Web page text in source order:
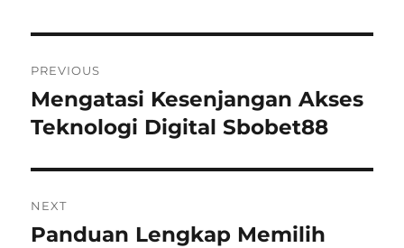
pos
PREVIOUS
Previous
post:
Mengatasi Kesenjangan Akses
Teknologi Digital Sbobet88
NEXT
Next
Panduan Lengkap Memilih